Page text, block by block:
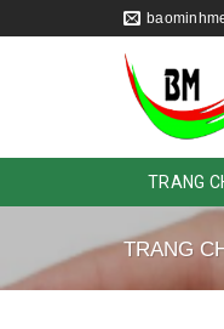
to
TRANG
TRANG